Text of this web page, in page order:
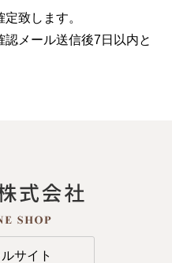
致します。
メール送信後7日以内と
サイト